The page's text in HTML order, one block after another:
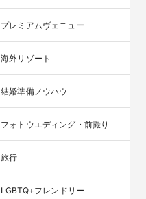
プレミアムヴェニュー
海外リゾート
結婚準備ノウハウ
フォトウエディング・前撮り
旅行
LGBTQ+フレンドリー